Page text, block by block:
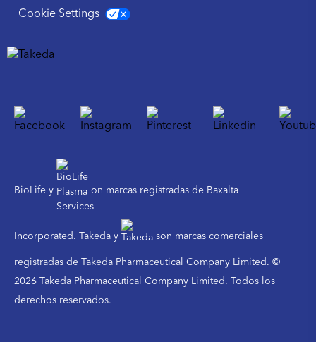
Cookie Settings
BioLife y on marcas registradas de Baxalta
Incorporated. Takeda y son marcas comerciales
registradas de Takeda Pharmaceutical Company Limited. ©
2026 Takeda Pharmaceutical Company Limited. Todos los
derechos reservados.